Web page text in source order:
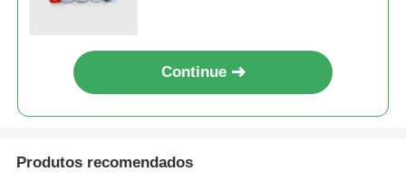
Continue
Produtos recomendados